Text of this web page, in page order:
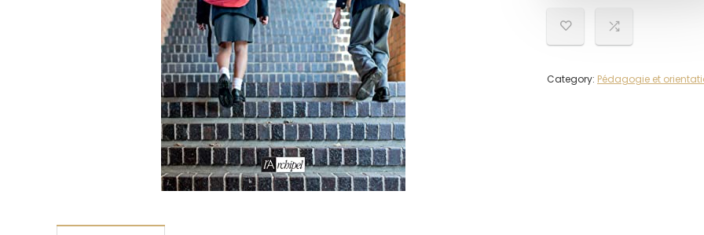
Category: Pédagogie et